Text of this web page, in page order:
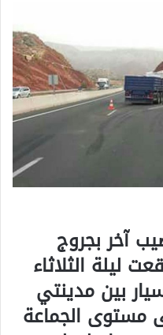
آخر بجروج
ليلة الثلاثاء
بين مدينتي
مستوى الجماعة